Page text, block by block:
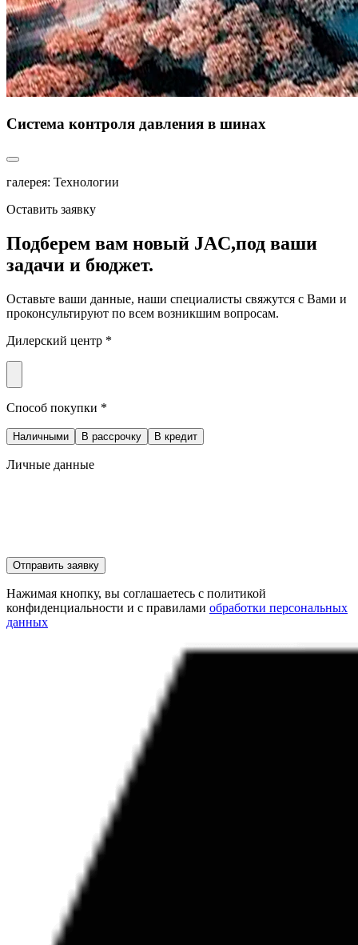
Система контроля давления в шинах
галерея: Технологии
Оставить заявку
Подберем вам новый JAC,под ваши
задачи и бюджет.
Оставьте ваши данные, наши специалисты свяжутся с Вами и
проконсультируют по всем возникшим вопросам.
Дилерский центр *
Способ покупки *
Наличными В рассрочку В кредит
Личные данные
Отправить заявку
Нажимая кнопку, вы соглашаетесь с политикой
конфиденциальности и с правилами обработки персональных
данных